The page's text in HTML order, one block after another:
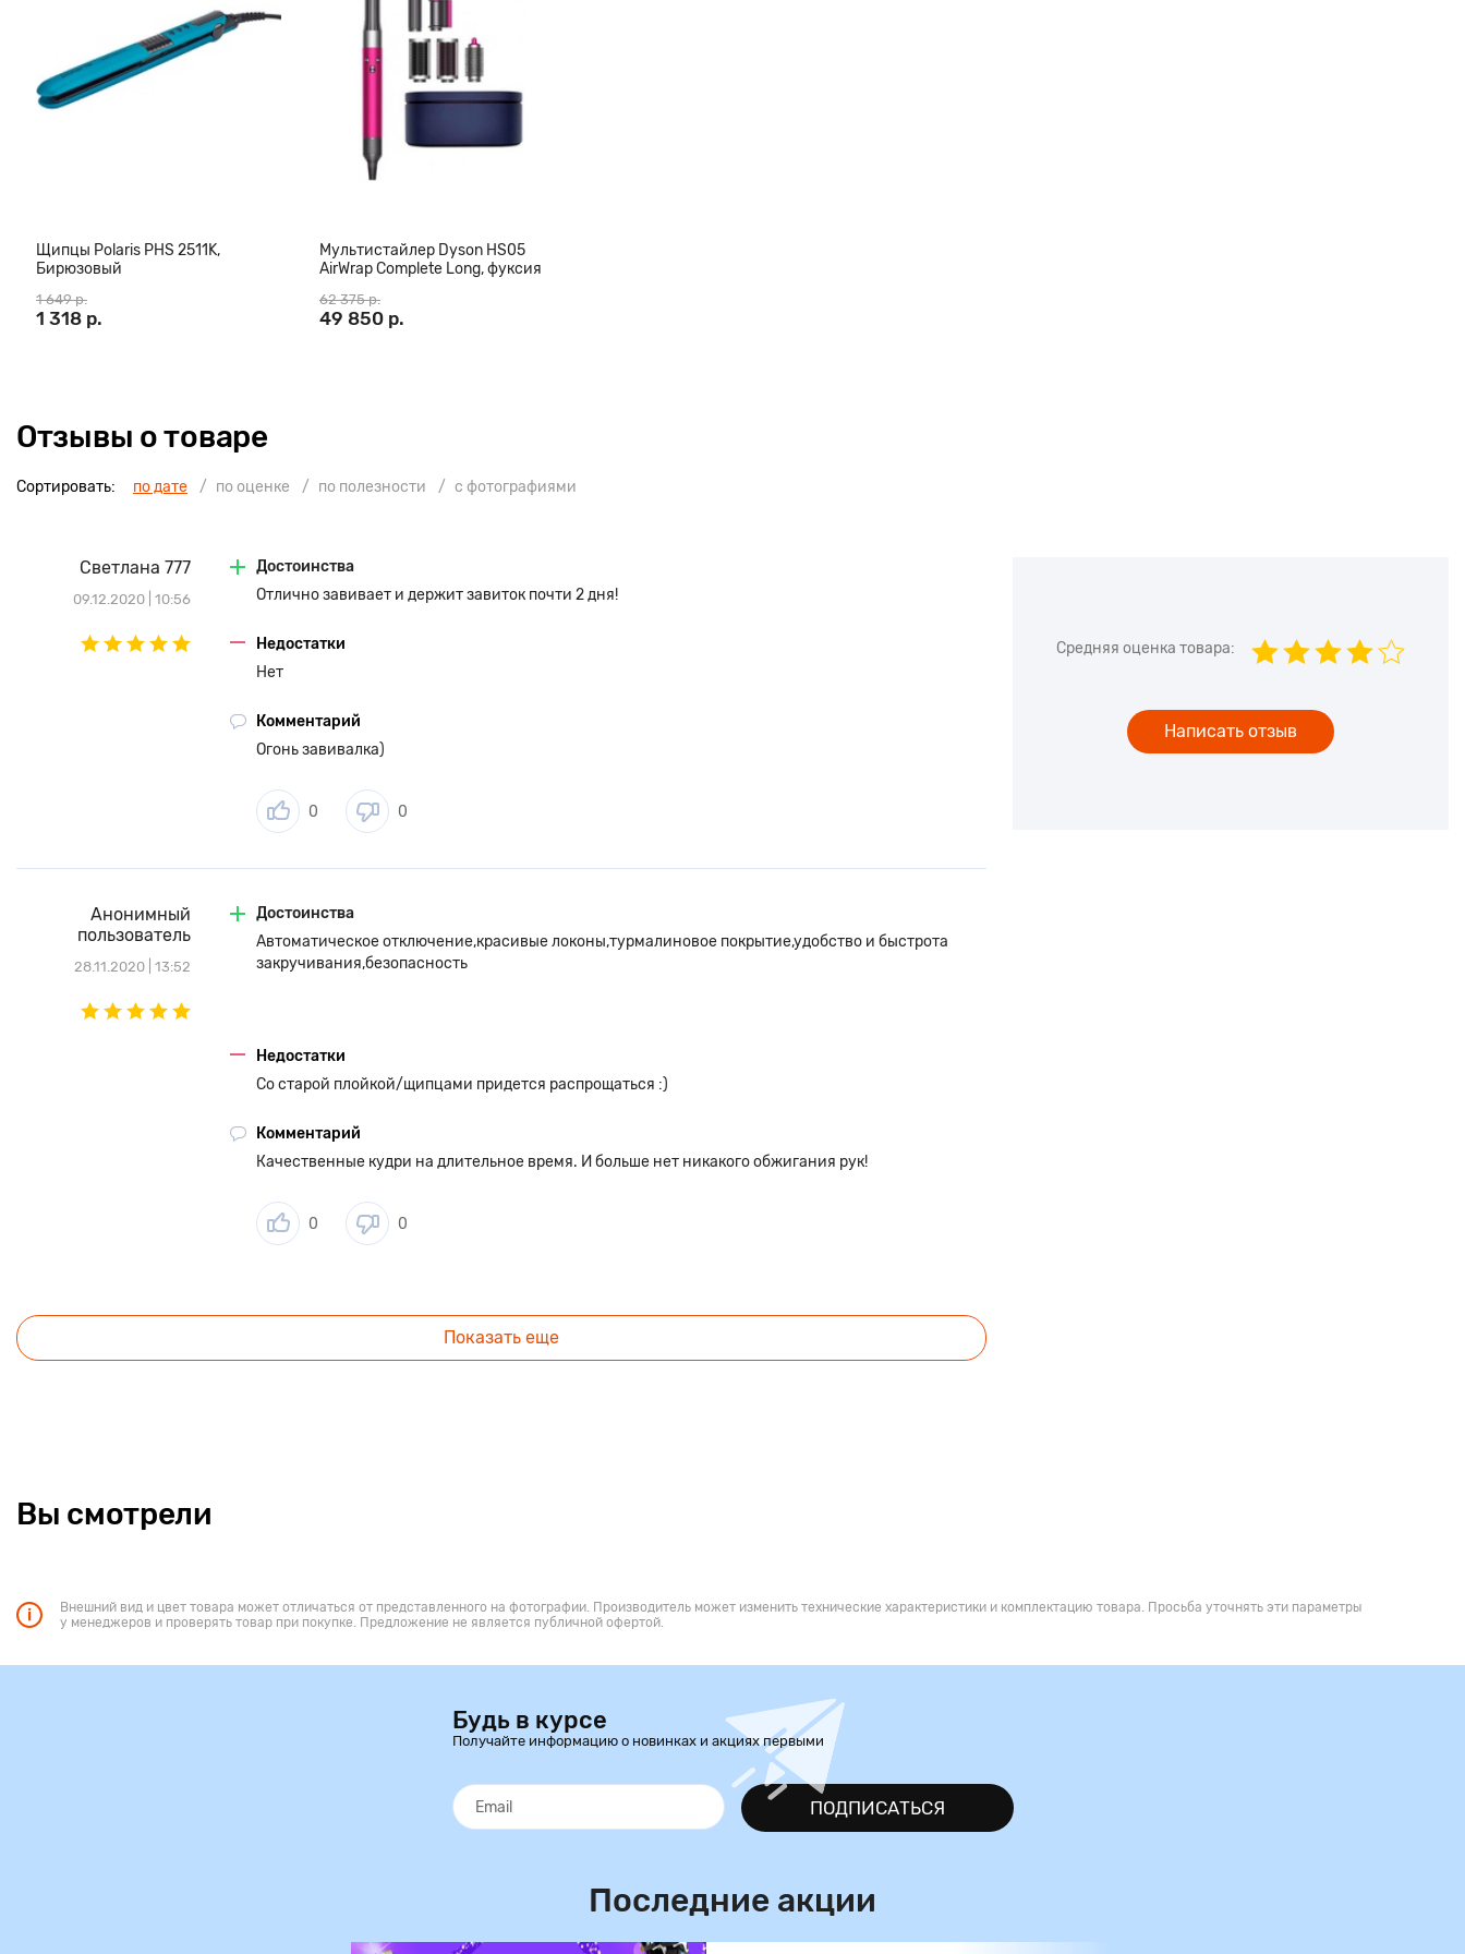
Щипцы Polaris PHS 2511K,
Бирюзовый
1 649 р.
1 318 р.
Мультистайлер Dyson HS05
AirWrap Complete Long, фуксия
62 375 р.
49 850 р.
Отзывы о товаре
Сортировать: по дате по оценке по полезности с фотографиями
Светлана 777
09.12.2020 | 10:56
Достоинства
Отлично завивает и держит завиток почти 2 дня!
Недостатки
Нет
Комментарий
Огонь завивалка)
0 0
Анонимный
пользователь
28.11.2020 | 13:52
Достоинства
Автоматическое отключение,красивые локоны,турмалиновое покрытие,удобство и быстрота
закручивания,безопасность
Недостатки
Со старой плойкой/щипцами придется распрощаться :)
Комментарий
Качественные кудри на длительное время. И больше нет никакого обжигания рук!
0 0
Показать еще
Средняя оценка товара:
Написать отзыв
Вы смотрели
Внешний вид и цвет товара может отличаться от представленного на фотографии. Производитель может изменить технические характеристики и комплектацию товара. Просьба уточнять эти параметры
у менеджеров и проверять товар при покупке. Предложение не является публичной офертой.
Будь в курсе
Получайте информацию о новинках и акциях первыми
ПОДПИСАТЬСЯ
Последние акции